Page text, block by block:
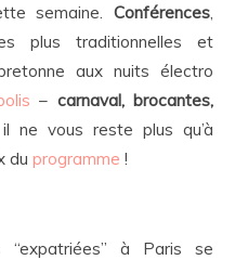
semaine. Conférences,
plus traditionnelles et
aux nuits électro
– carnaval, brocantes,
ne vous reste plus qu’à
du programme !
“expatriées” à Paris se